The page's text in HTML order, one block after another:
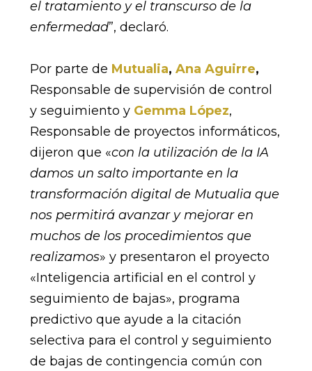
el tratamiento y el transcurso de la
enfermedad”, declaró.
Por parte de Mutualia, Ana Aguirre,
Responsable de supervisión de control
y seguimiento yGemma López,
Responsable de proyectos informáticos,
dijeron que «con la utilización de la IA
damos un salto importante en la
transformación digital de Mutualia que
nos permitirá avanzar y mejorar en
muchos de los procedimientos que
realizamos» y presentaron el proyecto
«Inteligencia artificial en el control y
seguimiento de bajas», programa
predictivo que ayude a la citación
selectiva para el control y seguimiento
de bajas de contingencia común con